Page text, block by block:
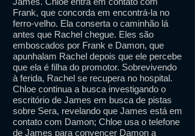
Frank, que concorda em encontrá-la no
ferro-velho. Ela conserta o caminhão lá
antes que Rachel chegue. Eles são
emboscados por Frank e Damon, que
apunhalam Rachel depois que ele percebe
que ela é filha do promotor. Sobrevivendo
à ferida, Rachel se recupera no hospital.
Chloe continua a busca investigando o
escritório de James em busca de pistas
sobre Sera, revelando que James está em
contato com Damon; Chloe usa o telefone
de James para convencer Damon a